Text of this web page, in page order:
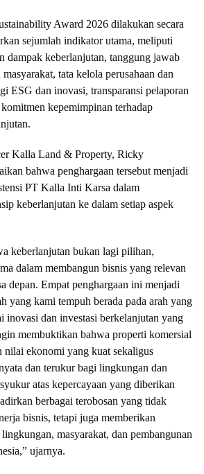
Award 2026 dilakukan secara
sejumlah indikator utama, meliputi
dampak keberlanjutan, tanggung jawab
tata kelola perusahaan dan
ESG dan inovasi, transparansi pelaporan
kepemimpinan terhadap
Kalla Land & Property, Ricky
bahwa penghargaan tersebut menjadi
PT Kalla Inti Karsa dalam
keberlanjutan ke dalam setiap aspek
keberlanjutan bukan lagi pilihan,
dalam membangun bisnis yang relevan
depan. Empat penghargaan ini menjadi
yang kami tempuh berada pada arah yang
inovasi dan investasi berkelanjutan yang
membuktikan bahwa properti komersial
nilai ekonomi yang kuat sekaligus
dan terukur bagi lingkungan dan
atas kepercayaan yang diberikan
berbagai terobosan yang tidak
bisnis, tetapi juga memberikan
masyarakat, dan pembangunan
ujarnya.